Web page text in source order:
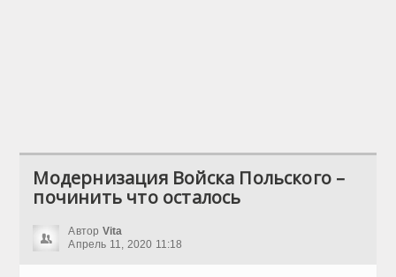
Модернизация Войска Польского –
починить что осталось
Автор Vita
Апрель 11, 2020 11:18